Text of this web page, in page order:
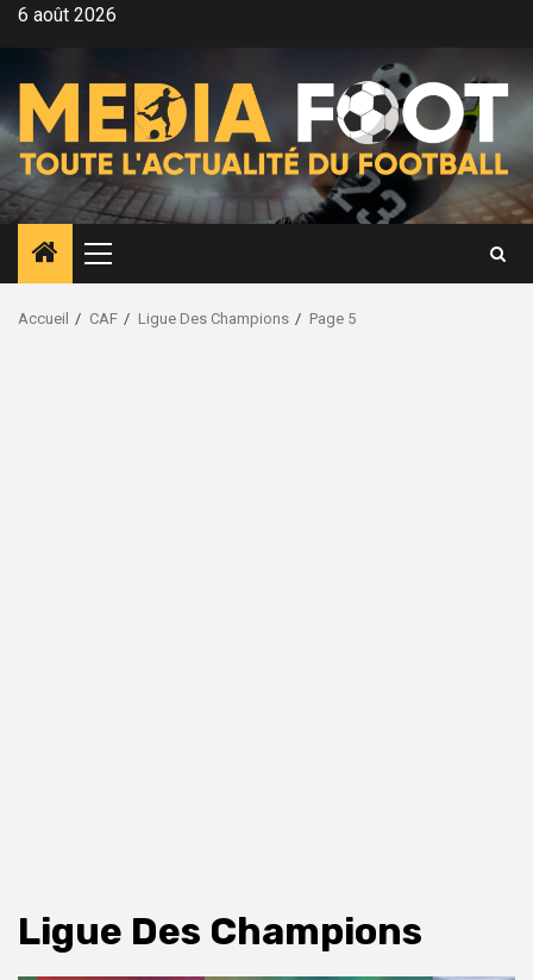
Aller6 août 2026
Menu
principal
Accueil CAF Ligue Des Champions Page 5
Ligue Des Champions